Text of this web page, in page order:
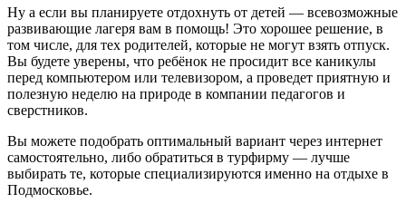
Ну а если вы планируете отдохнуть от детей — всевозможные
развивающие лагеря вам в помощь! Это хорошее решение, в
том числе, для тех родителей, которые не могут взять отпуск.
Вы будете уверены, что ребёнок не просидит все каникулы
перед компьютером или телевизором, а проведет приятную и
полезную неделю на природе в компании педагогов и
сверстников.
Вы можете подобрать оптимальный вариант через интернет
самостоятельно, либо обратиться в турфирму — лучше
выбирать те, которые специализируются именно на отдыхе в
Подмосковье.